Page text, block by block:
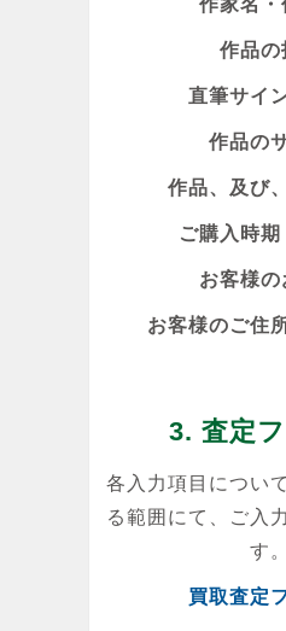
作家名・
作品の
直筆サイ
作品の
作品、及び
ご購入時
お客様の
お客様のご住
3. 査定
各入力項目につい
る範囲にて、ご入
す。
買取査定